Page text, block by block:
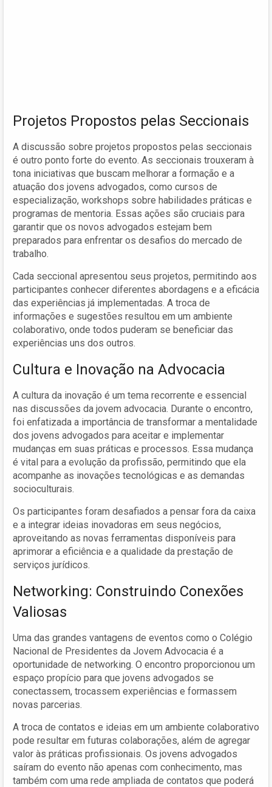
Projetos Propostos pelas Seccionais
A discussão sobre projetos propostos pelas seccionais
é outro ponto forte do evento. As seccionais trouxeram à
tona iniciativas que buscam melhorar a formação e a
atuação dos jovens advogados, como cursos de
especialização, workshops sobre habilidades práticas e
programas de mentoria. Essas ações são cruciais para
garantir que os novos advogados estejam bem
preparados para enfrentar os desafios do mercado de
trabalho.
Cada seccional apresentou seus projetos, permitindo aos
participantes conhecer diferentes abordagens e a eficácia
das experiências já implementadas. A troca de
informações e sugestões resultou em um ambiente
colaborativo, onde todos puderam se beneficiar das
experiências uns dos outros.
Cultura e Inovação na Advocacia
A cultura da inovação é um tema recorrente e essencial
nas discussões da jovem advocacia. Durante o encontro,
foi enfatizada a importância de transformar a mentalidade
dos jovens advogados para aceitar e implementar
mudanças em suas práticas e processos. Essa mudança
é vital para a evolução da profissão, permitindo que ela
acompanhe as inovações tecnológicas e as demandas
socioculturais.
Os participantes foram desafiados a pensar fora da caixa
e a integrar ideias inovadoras em seus negócios,
aproveitando as novas ferramentas disponíveis para
aprimorar a eficiência e a qualidade da prestação de
serviços jurídicos.
Networking: Construindo Conexões
Valiosas
Uma das grandes vantagens de eventos como o Colégio
Nacional de Presidentes da Jovem Advocacia é a
oportunidade de networking. O encontro proporcionou um
espaço propício para que jovens advogados se
conectassem, trocassem experiências e formassem
novas parcerias.
A troca de contatos e ideias em um ambiente colaborativo
pode resultar em futuras colaborações, além de agregar
valor às práticas profissionais. Os jovens advogados
saíram do evento não apenas com conhecimento, mas
também com uma rede ampliada de contatos que poderá